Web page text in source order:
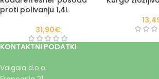
proti polivanju 1,4L
31,90€
KONTAKTNI PODATKI
Valgaia d.o.o.